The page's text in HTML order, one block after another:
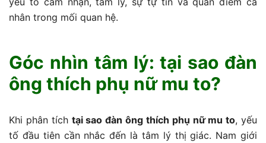
nhân trong mối quan hệ.
Góc nhìn tâm lý: tại sao đàn
ông thích phụ nữ mu to?
Khi phân tích tại sao đàn ông thích phụ nữ mu to, yếu
tố đầu tiên cần nhắc đến là tâm lý thị giác. Nam giới